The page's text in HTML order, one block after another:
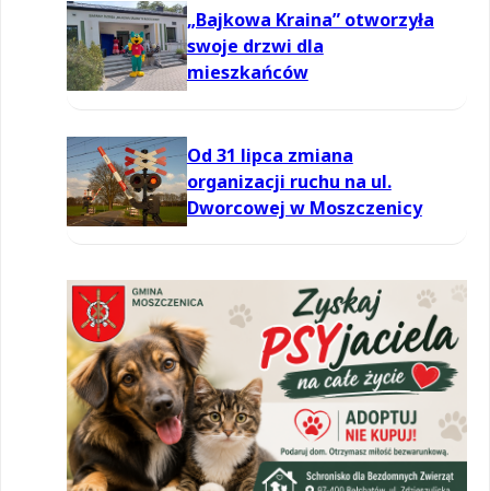
„Bajkowa Kraina” otworzyła
swoje drzwi dla
mieszkańców
Od 31 lipca zmiana
organizacji ruchu na ul.
Dworcowej w Moszczenicy